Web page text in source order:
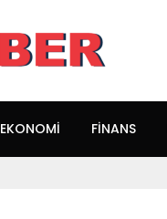
EKONOMI FINANS